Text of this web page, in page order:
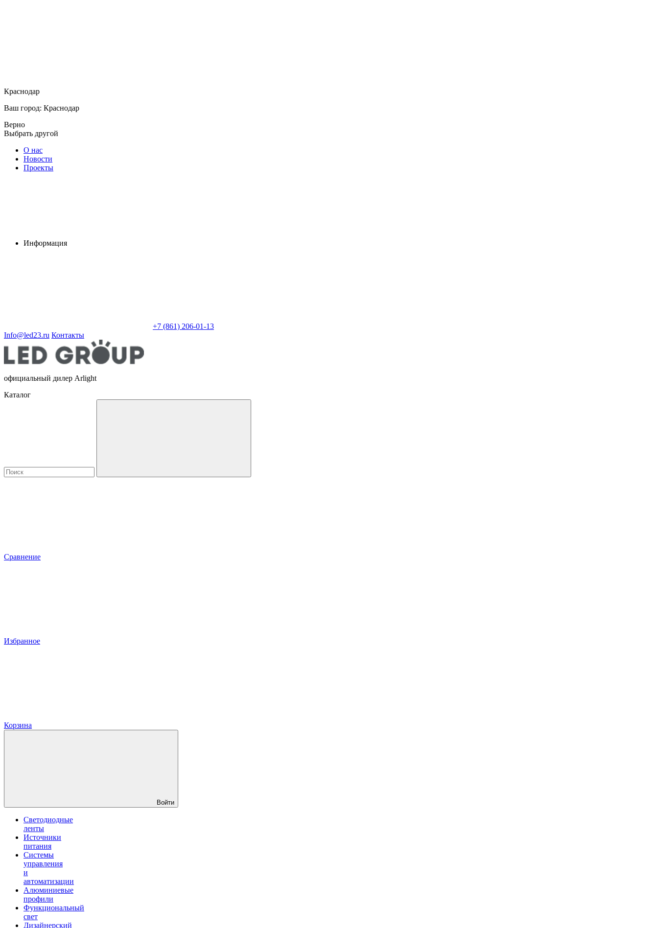
Краснодар
Ваш город: Краснодар
Верно
Выбрать другой
О нас
Новости
Проекты
Информация
+7 (861) 206-01-13
Info@led23.ru Контакты
официальный дилер Arlight
Каталог
Сравнение
Избранное
Корзина
Войти
Светодиодные
ленты
Источники
питания
Системы
управления
и
автоматизации
Алюминиевые
профили
Функциональный
свет
Дизайнерский